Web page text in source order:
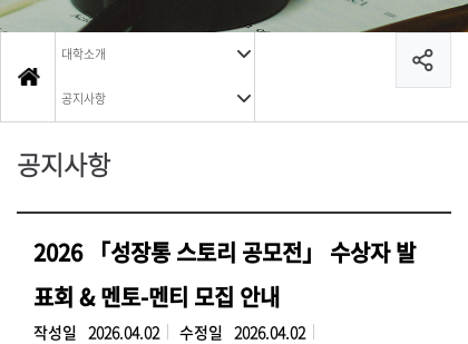
대학소개
공지사항
공지사항
2026 「성장통 스토리 공모전」 수상자 발
표회 & 멘토-멘티 모집 안내
작성일 2026.04.02 수정일 2026.04.02